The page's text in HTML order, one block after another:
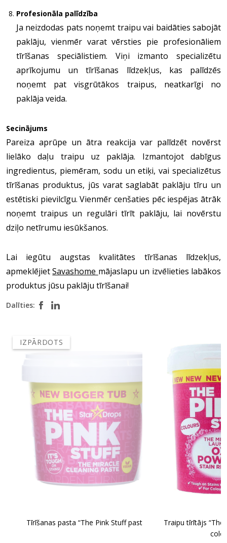
Profesionāla palīdzība
Ja neizdodas pats noņemt traipu vai baidāties sabojāt
paklāju, vienmēr varat vērsties pie profesionāliem
tīrīšanas speciālistiem. Viņi izmanto specializētu
aprīkojumu un tīrīšanas līdzekļus, kas palīdzēs
noņemt pat visgrūtākos traipus, neatkarīgi no
paklāja veida.
Secinājums
Pareiza aprūpe un ātra reakcija var palīdzēt novērst
lielāko daļu traipu uz paklāja. Izmantojot dabīgus
ingredientus, piemēram, sodu un etiķi, vai specializētus
tīrīšanas produktus, jūs varat saglabāt paklāju tīru un
estētiski pievilcīgu. Vienmēr cenšaties pēc iespējas ātrāk
noņemt traipus un regulāri tīrīt paklāju, lai novērstu
dziļo netīrumu iesūkšanos.
Lai iegūtu augstas kvalitātes tīrīšanas līdzekļus,
apmeklējietSavashome mājaslapu un izvēlieties labākos
produktus jūsu paklāju tīrīšanai!
Dalīties:
IZPĀRDOTS
Tīrīšanas pasta “The Pink Stuff paste”
Traipu tīrītājs